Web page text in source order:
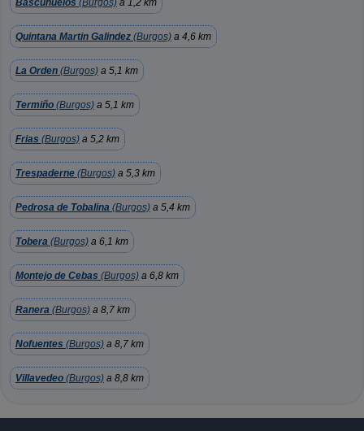
Bascuñuelos (Burgos) a 1,2 km
Quintana Martin Galindez (Burgos) a 4,6 km
La Orden (Burgos) a 5,1 km
Termiño (Burgos) a 5,1 km
Frias (Burgos) a 5,2 km
Trespaderne (Burgos) a 5,3 km
Pedrosa de Tobalina (Burgos) a 5,4 km
Tobera (Burgos) a 6,1 km
Montejo de Cebas (Burgos) a 6,8 km
Ranera (Burgos) a 8,7 km
Nofuentes (Burgos) a 8,7 km
Villavedeo (Burgos) a 8,8 km